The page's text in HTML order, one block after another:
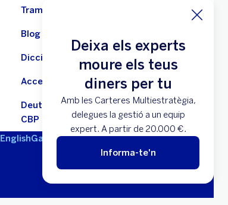
Deixa els experts
moure els teus
diners per tu
Amb les Carteres Multiestratègia,
delegues la gestió a un equip
expert. A partir de 20.000 €.
Informa-te'n
Tramitació d'herències
Blog - Finances d'una ullada
Diccionari econòmic
Accessibilitat
Deutors hipotecaris sense recursos -
CBP
EnglishGalegoEuskara